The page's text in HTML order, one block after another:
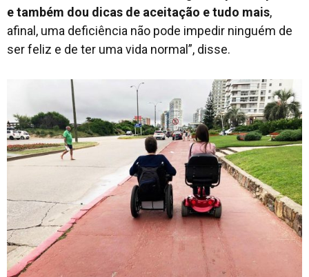
e também dou dicas de aceitação e tudo mais,
afinal, uma deficiência não pode impedir ninguém de
ser feliz e de ter uma vida normal”, disse.